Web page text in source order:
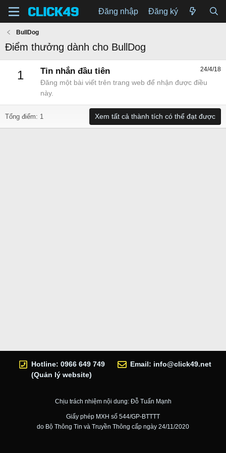
Đăng nhập Đăng ký
BullDog
Điểm thưởng dành cho BullDog
1 24/4/18
Tin nhắn đầu tiên
Đăng một bài viết trên trang web để nhận được điều
này.
Tổng điểm: 1 Xem tất cả thành tích có thể đạt được
Hotline: 0966 649 749
(Quản lý website)
Email: info@click49.net
Chịu trách nhiệm nội dung: Đỗ Tuấn Mạnh
Giấy phép MXH số 544/GP-BTTTT
do Bộ Thông Tin và Truyền Thông cấp ngày 24/11/2020